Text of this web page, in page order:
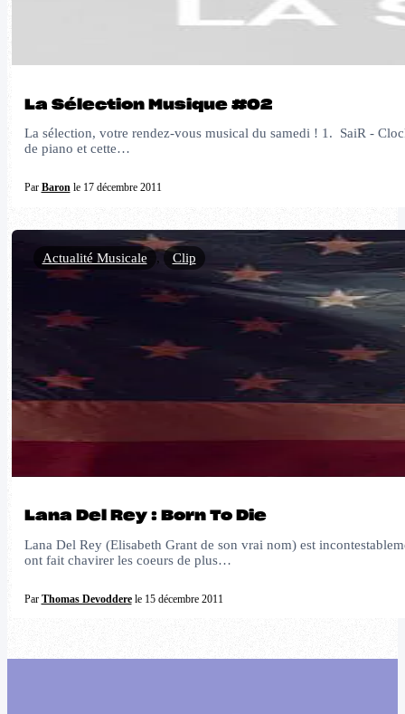
La Sélection Musique #02
La sélection, votre rendez-vous musical du samedi ! 1. SaiR -
de piano et cette…
Par Baronle 17 décembre 2011
Lana Del Rey : Born To Die
Lana Del Rey (Elisabeth Grant de son vrai nom) est
ont fait chavirer les coeurs de plus…
Par Thomas Devodderele 15 décembre 2011
Actualité Musicale , Clip